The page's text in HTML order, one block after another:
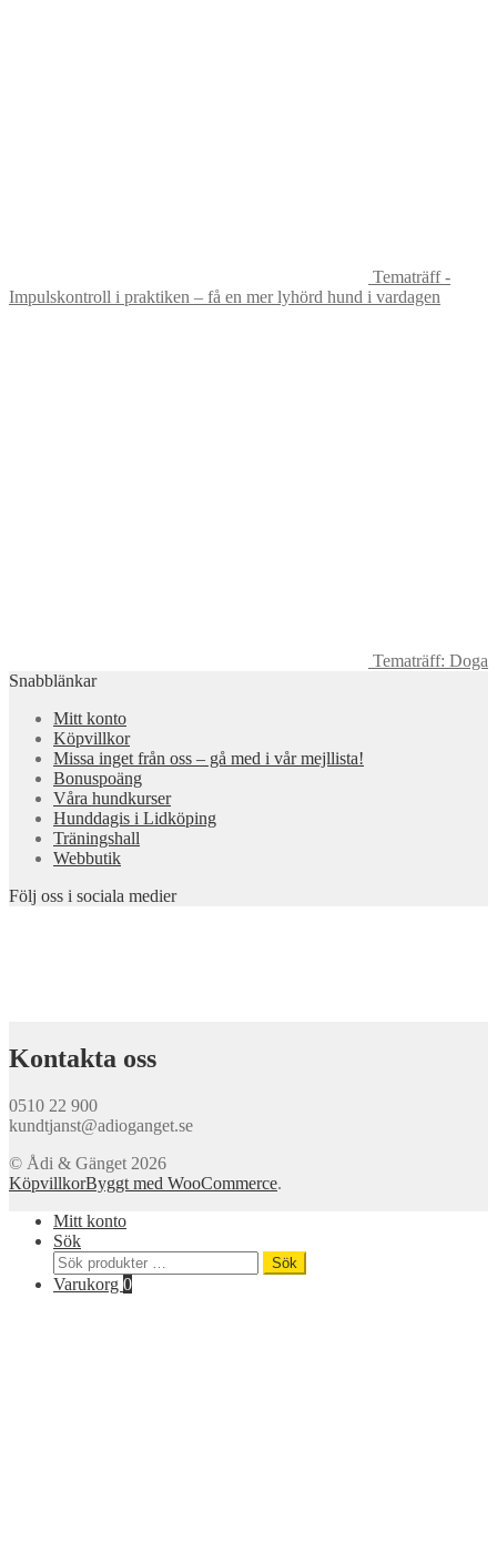
Tematräff -
Impulskontroll i praktiken – få en mer lyhörd hund i vardagen
Tematräff: Doga
Snabblänkar
Mitt konto
Köpvillkor
Missa inget från oss – gå med i vår mejllista!
Bonuspoäng
Våra hundkurser
Hunddagis i Lidköping
Träningshall
Webbutik
Följ oss i sociala medier
Kontakta oss
0510 22 900
kundtjanst@adioganget.se
© Ådi & Gänget 2026
KöpvillkorByggt med WooCommerce.
Mitt konto
Sök
Sök
efter:
Sök
Varukorg 0